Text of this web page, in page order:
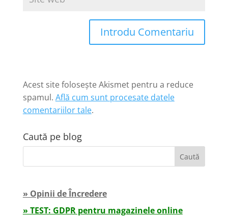
Introdu Comentariu
Acest site folosește Akismet pentru a reduce
spamul. Află cum sunt procesate datele
comentariilor tale.
Caută pe blog
» Opinii de Încredere
» TEST: GDPR pentru magazinele online